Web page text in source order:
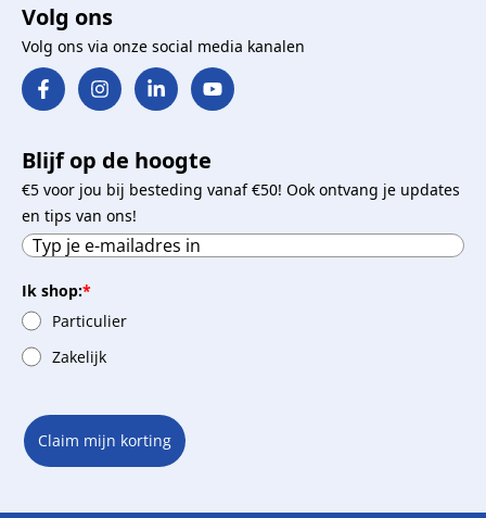
Volg ons
Volg ons via onze social media kanalen
Blijf op de hoogte
€5 voor jou bij besteding vanaf €50! Ook ontvang je updates
en tips van ons!
Ik shop:*
Particulier
Zakelijk
Claim mijn korting